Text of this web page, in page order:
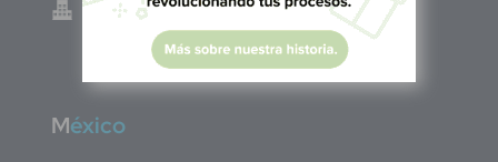
220118-102-0
México